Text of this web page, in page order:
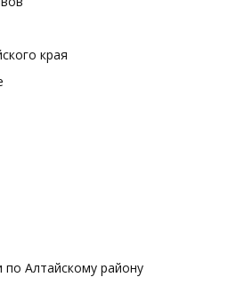
края
по Алтайскому району